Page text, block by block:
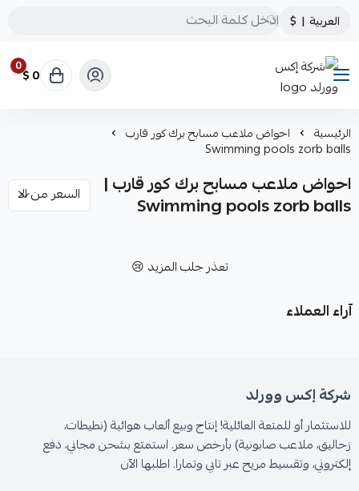
العربية |
$
شركة إكس وورلد
0 0 $
الرئيسية احواض ملاعب مسابح برك كور قارب
Swimming pools zorb balls
احواض ملاعب مسابح برك كور قارب |
Swimming pools zorb balls
تعذر جلب المزيد 😢
آراء العملاء
شركة إكس وورلد
للاستثمار أو للمتعة العائلية! إنتاج وبيع ألعاب هوائية (نطيطات،
زحاليق، ملاعب صابونية) بأرخص سعر. استمتع بشحن مجاني، دفع
إلكتروني، وتقسيط مريح عبر تابي وتمارا. اطلبها الآن